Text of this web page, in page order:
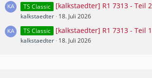
TS Classic
[kalkstaedter] R1 7313 - Teil 2
kalkstaedter 18. Juli 2026
TS Classic
[kalkstaedter] R1 7313 - Teil 1
kalkstaedter 18. Juli 2026